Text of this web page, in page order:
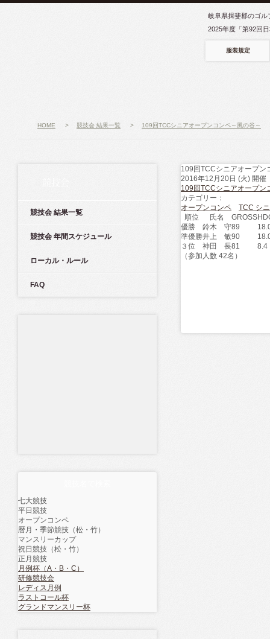
岐阜県揖斐郡のゴル
2025年度「第92回
服装規定
HOME > 競技会 結果一覧 > 109回TCCシニアオープンコンペ～風の谷～
競技会 結果一覧
競技会 年間スケジュール
ローカル・ルール
FAQ
七大競技
平日競技
オープンコンペ
暦月・季節競技（松・竹）
マンスリーカップ
祝日競技（松・竹）
正月競技
月例杯（A・B・C）
研修競技会
レディス月例
ラストコール杯
グランドマンスリー杯
109回TCCシニアオープン
2016年12月20日 (火) 開催
109回TCCシニアオープン
カテゴリー：
オープンコンペ
TCC シ
順位
氏名 GROSS
優勝
鈴木 守89
準優勝井上 敏90
３位
神田 長81
8.4
（参加人数 42名）